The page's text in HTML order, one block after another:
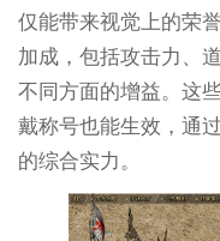
仅能带来视觉上的荣
加成，包括攻击力、
不同方面的增益。这
戴称号也能生效，通
的综合实力。